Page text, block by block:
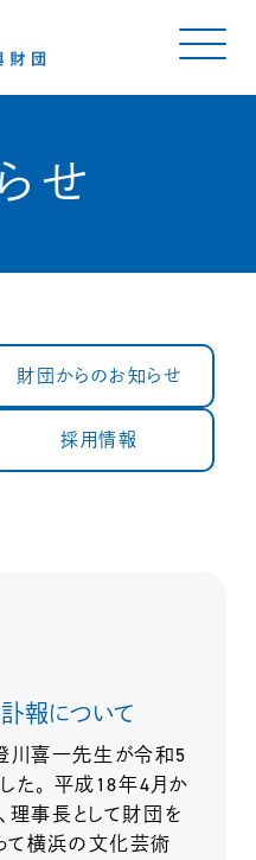
せ
財団からのお知らせ
採用情報
報について
川喜一先生が令和5
た。 平成18年4月か
理事長として財団を
て横浜の文化芸術